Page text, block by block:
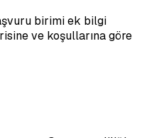
birimi ek bilgi
ve koşullarına göre